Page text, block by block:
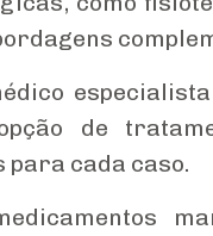
de
para cada caso.